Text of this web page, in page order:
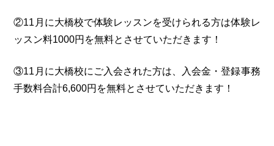
②11月に大橋校で体験レッスンを受けられる方は体験レ
ッスン料1000円を無料とさせていただきます！
③11月に大橋校にご入会された方は、入会金・登録事務
手数料合計6,600円を無料とさせていただきます！